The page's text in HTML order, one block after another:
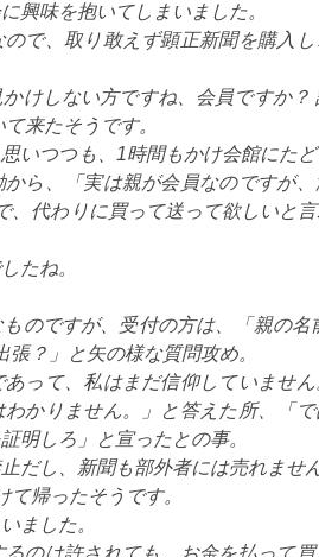
興味を抱いてしまいました。
で、取り敢えず顕正新聞を購入し
けしない方ですね、会員ですか？
来たそうです。
いつつも、1時間もかけ会館にた
ら、「実は親が会員なのですが
、代わりに買って送って欲しいと
たね。
のですが、受付の方は、「親の名
？」と矢の様な質問攻め。
あって、私はまだ信仰していませ
かりません。」と答えた所、「
明しろ」と宣ったとの事。
だし、新聞も部外者には売れませ
帰ったそうです。
ました。
のは許されても、お金を払って